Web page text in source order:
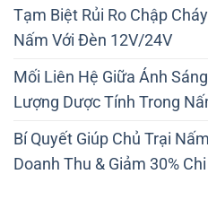
Tạm Biệt Rủi Ro Chập
Nấm Với Đèn 12V/24V
Mối Liên Hệ Giữa Ánh
Lượng Dược Tính Trong
Bí Quyết Giúp Chủ Trại
Doanh Thu & Giảm 30%